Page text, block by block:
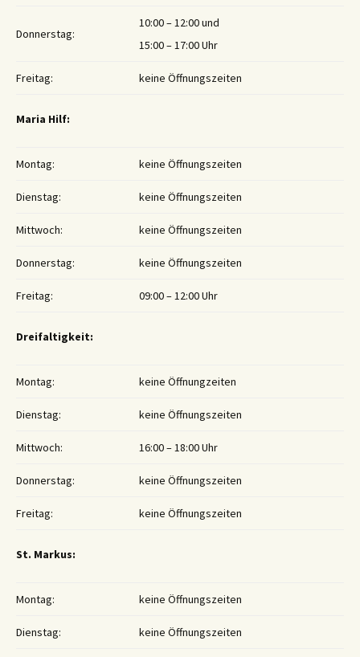
Donnerstag:
10:00 – 12:00 und
15:00 – 17:00 Uhr
Freitag: keine Öffnungszeiten
Maria Hilf:
Montag: keine Öffnungszeiten
Dienstag: keine Öffnungszeiten
Mittwoch: keine Öffnungszeiten
Donnerstag: keine Öffnungszeiten
Freitag: 09:00 – 12:00 Uhr
Dreifaltigkeit:
Montag: keine Öffnungzeiten
Dienstag: keine Öffnungszeiten
Mittwoch: 16:00 – 18:00 Uhr
Donnerstag: keine Öffnungszeiten
Freitag: keine Öffnungszeiten
St. Markus:
Montag: keine Öffnungszeiten
Dienstag: keine Öffnungszeiten